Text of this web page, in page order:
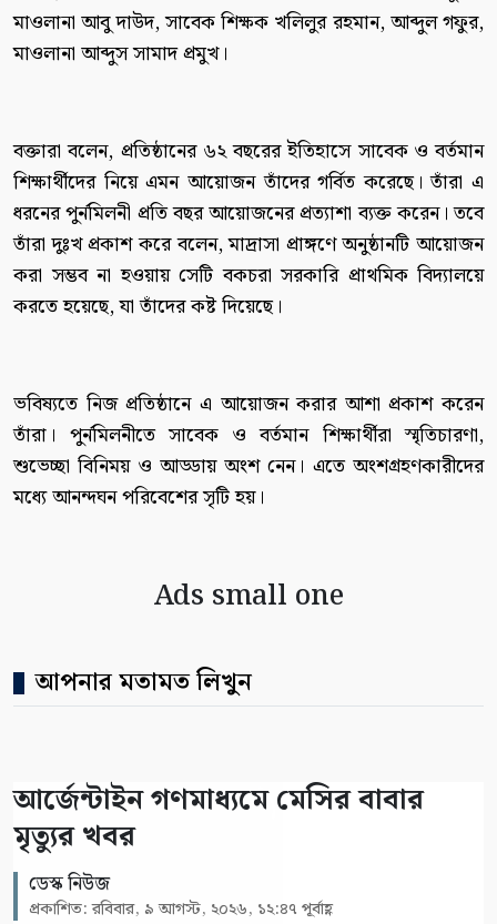
মাওলানা আবু দাউদ, সাবেক শিক্ষক খলিলুর রহমান, আব্দুল গফুর,
মাওলানা আব্দুস সামাদ প্রমুখ।
বক্তারা বলেন, প্রতিষ্ঠানের ৬২ বছরের ইতিহাসে সাবেক ও বর্তমান
শিক্ষার্থীদের নিয়ে এমন আয়োজন তাঁদের গর্বিত করেছে। তাঁরা এ
ধরনের পুর্নমিলনী প্রতি বছর আয়োজনের প্রত্যাশা ব্যক্ত করেন। তবে
তাঁরা দুঃখ প্রকাশ করে বলেন, মাদ্রাসা প্রাঙ্গণে অনুষ্ঠানটি আয়োজন
করা সম্ভব না হওয়ায় সেটি বকচরা সরকারি প্রাথমিক বিদ্যালয়ে
করতে হয়েছে, যা তাঁদের কষ্ট দিয়েছে।
ভবিষ্যতে নিজ প্রতিষ্ঠানে এ আয়োজন করার আশা প্রকাশ করেন
তাঁরা। পুর্নমিলনীতে সাবেক ও বর্তমান শিক্ষার্থীরা স্মৃতিচারণা,
শুভেচ্ছা বিনিময় ও আড্ডায় অংশ নেন। এতে অংশগ্রহণকারীদের
মধ্যে আনন্দঘন পরিবেশের সৃটি হয়।
Ads small one
আপনার মতামত লিখুন
আর্জেন্টাইন গণমাধ্যমে মেসির বাবার
মৃত্যুর খবর
ডেস্ক নিউজ
প্রকাশিত: রবিবার, ৯ আগস্ট, ২০২৬, ১২:৪৭ পূর্বাহ্ণ